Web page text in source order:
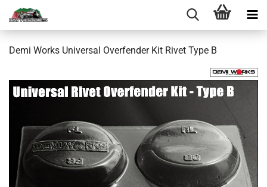
Demi Works Universal Overfender Kit Rivet Type B